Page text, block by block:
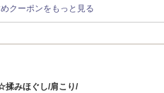
クーポンをもっと見る
ぐし/肩こり/